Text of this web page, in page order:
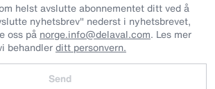
helst avslutte abonnementet ditt ved å
nyhetsbrev" nederst i nyhetsbrevet,
oss på norge.info@delaval.com. Les mer
behandlerditt personvern.
Send